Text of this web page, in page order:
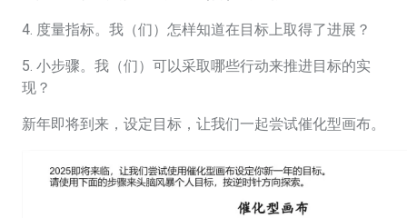
4. 度量指标。我（们）怎样知道在目标上取得了进展？
5. 小步骤。我（们）可以采取哪些行动来推进目标的实
现？
新年即将到来，设定目标，让我们一起尝试催化型画布。